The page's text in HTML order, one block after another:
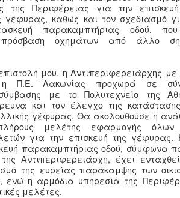
της Περιφέρειας για την
γέφυρας, καθώς και τον σχεδιασμό
παρακαμπτήριας οδού,
πρόσβαση οχημάτων από άλλο
μου, η Αντιπεριφερειάρχης με
η Π.Ε. Λακωνίας προχωρά σε
με το Πολυτεχνείο της
και τον έλεγχο της
γέφυρας. Θα ακολουθούσε η
μελέτης εφαρμογής
για την επισκευή της γέφυρας.
παρακαμπτήριας οδού, σύμφωνα
Αντιπεριφερειάρχη, έχει
της ευρείας παράκαμψης των
ενώ η αρμόδια υπηρεσία της
μελέτες.